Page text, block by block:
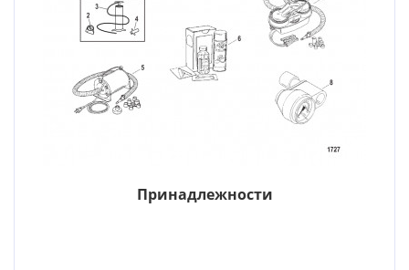
Принадлежности